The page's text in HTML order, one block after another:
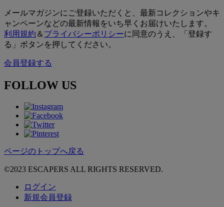
メールマガジンにご登録いただくと、最新コレクションやキ
ャンペーンなどの最新情報をいち早くお届けいたします。
利用規約 ＆ プライバシーポリシーに同意のうえ、「登録す
る」ボタンを押してください。
会員登録する
FOLLOW US
ページのトップへ戻る
©2023 ESCAPERS ALL RIGHTS RESERVED.
ログイン
新規会員登録